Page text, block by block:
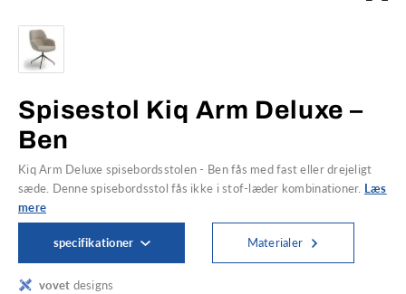
Spisestol Kiq Arm Deluxe –
Ben
Kiq Arm Deluxe spisebordsstolen - Ben fås med fast eller drejeligt
sæde. Denne spisebordsstol fås ikke i stof-læder kombinationer. Læs
mere
specifikationer Materialer
vovet designs